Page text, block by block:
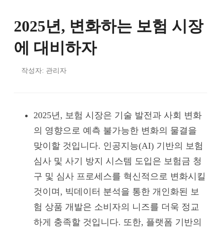
2025년, 변화하는 보험 시장
에 대비하자
작성자: 관리자
2025년, 보험 시장은 기술 발전과 사회 변화
의 영향으로 예측 불가능한 변화의 물결을
맞이할 것입니다. 인공지능(AI) 기반의 보험
심사 및 사기 방지 시스템 도입은 보험금 청
구 및 심사 프로세스를 혁신적으로 변화시킬
것이며, 빅데이터 분석을 통한 개인화된 보
험 상품 개발은 소비자의 니즈를 더욱 정교
하게 충족할 것입니다. 또한, 플랫폼 기반의